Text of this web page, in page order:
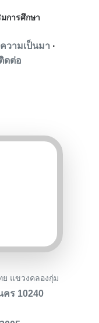
การศึกษา
ความเป็นมา ·
ดต่อ
แขวงคลองกุ่ม
คร 10240